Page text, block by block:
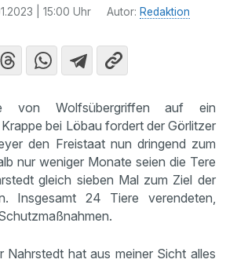
| 15:00 Uhr Autor: Redaktion
von Wolfsübergriffen auf ein
bei Löbau fordert der Görlitzer
den Freistaat nun dringend zum
nur weniger Monate seien die Tere
gleich sieben Mal zum Ziel der
Insgesamt 24 Tiere verendeten,
Nahrstedt hat aus meiner Sicht alles